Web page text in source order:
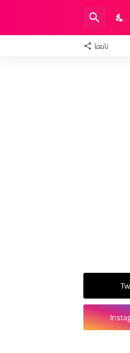
تابعنا